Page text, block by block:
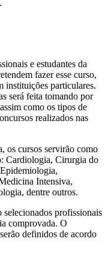
e estudantes da
fazer esse curso,
instituições particulares.
será feita tomando por
como os tipos de
realizados nas
os cursos servirão como
Cardiologia, Cirurgia do
Intensiva,
dentre outros.
selecionados profissionais
comprovada. O
definidos de acordo